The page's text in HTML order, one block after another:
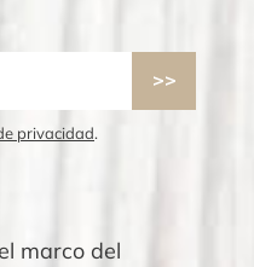
privacidad.
marco del